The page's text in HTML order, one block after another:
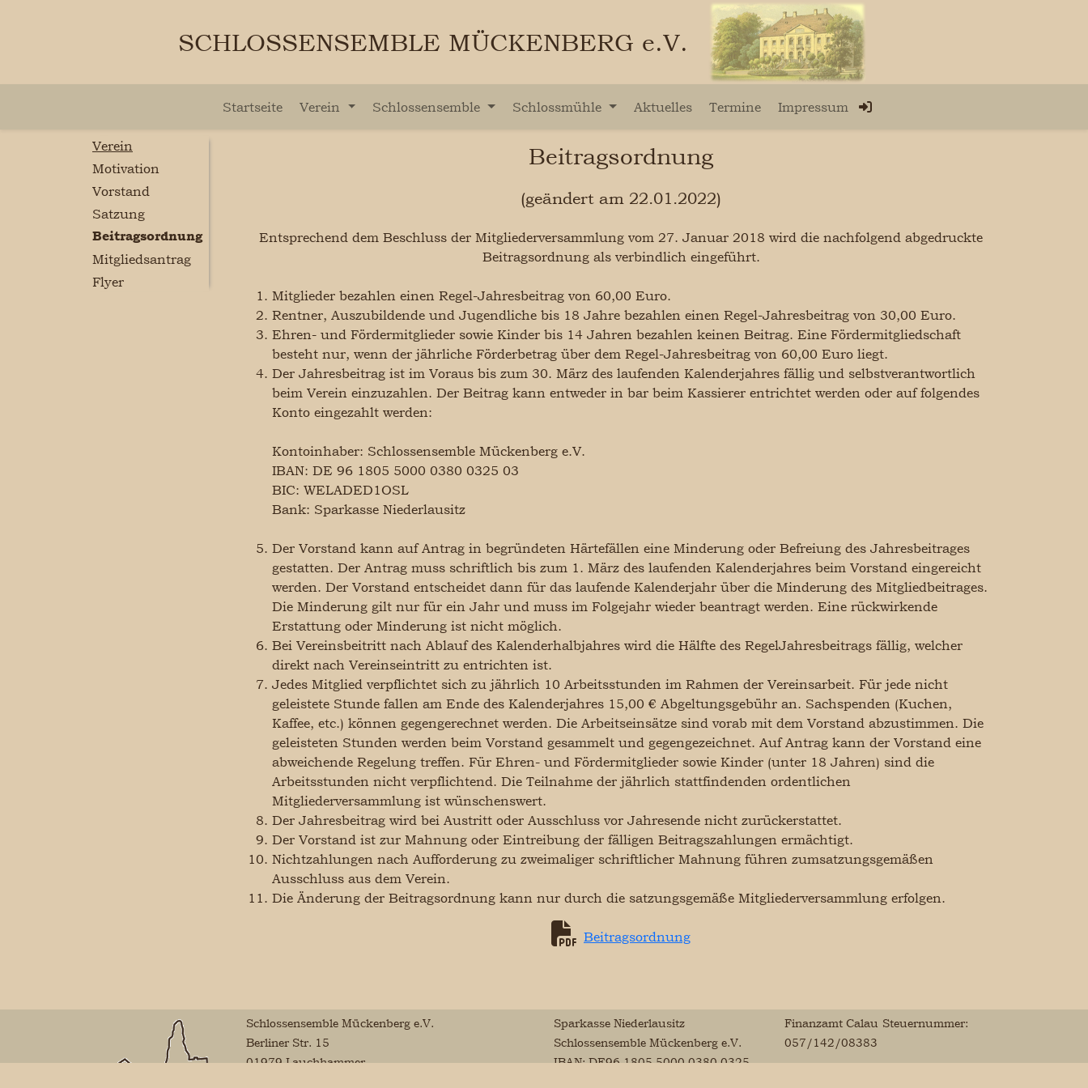
SCHLOSSENSEMBLE MÜCKENBERG e.V.
Startseite Verein Schlossensemble Schlossmühle Aktuelles Termine Impressum
Verein
Motivation
Vorstand
Satzung
Beitragsordnung
Mitgliedsantrag
Flyer
Beitragsordnung
(geändert am 22.01.2022)
Entsprechend dem Beschluss der Mitgliederversammlung vom 27. Januar 2018 wird die nachfolgend abgedruckte
Beitragsordnung als verbindlich eingeführt.
Mitglieder bezahlen einen Regel-Jahresbeitrag von 60,00 Euro.
Rentner, Auszubildende und Jugendliche bis 18 Jahre bezahlen einen Regel-Jahresbeitrag von 30,00 Euro.
Ehren- und Fördermitglieder sowie Kinder bis 14 Jahren bezahlen keinen Beitrag. Eine Fördermitgliedschaft
besteht nur, wenn der jährliche Förderbetrag über dem Regel-Jahresbeitrag von 60,00 Euro liegt.
Der Jahresbeitrag ist im Voraus bis zum 30. März des laufenden Kalenderjahres fällig und selbstverantwortlich
beim Verein einzuzahlen. Der Beitrag kann entweder in bar beim Kassierer entrichtet werden oder auf folgendes
Konto eingezahlt werden:
Kontoinhaber: Schlossensemble Mückenberg e.V.
IBAN: DE 96 1805 5000 0380 0325 03
BIC: WELADED1OSL
Bank: Sparkasse Niederlausitz
Der Vorstand kann auf Antrag in begründeten Härtefällen eine Minderung oder Befreiung des Jahresbeitrages
gestatten. Der Antrag muss schriftlich bis zum 1. März des laufenden Kalenderjahres beim Vorstand eingereicht
werden. Der Vorstand entscheidet dann für das laufende Kalenderjahr über die Minderung des Mitgliedbeitrages.
Die Minderung gilt nur für ein Jahr und muss im Folgejahr wieder beantragt werden. Eine rückwirkende
Erstattung oder Minderung ist nicht möglich.
Bei Vereinsbeitritt nach Ablauf des Kalenderhalbjahres wird die Hälfte des RegelJahresbeitrags fällig, welcher
direkt nach Vereinseintritt zu entrichten ist.
Jedes Mitglied verpflichtet sich zu jährlich 10 Arbeitsstunden im Rahmen der Vereinsarbeit. Für jede nicht
geleistete Stunde fallen am Ende des Kalenderjahres 15,00 € Abgeltungsgebühr an. Sachspenden (Kuchen,
Kaffee, etc.) können gegengerechnet werden. Die Arbeitseinsätze sind vorab mit dem Vorstand abzustimmen. Die
geleisteten Stunden werden beim Vorstand gesammelt und gegengezeichnet. Auf Antrag kann der Vorstand eine
abweichende Regelung treffen. Für Ehren- und Fördermitglieder sowie Kinder (unter 18 Jahren) sind die
Arbeitsstunden nicht verpflichtend. Die Teilnahme der jährlich stattfindenden ordentlichen
Mitgliederversammlung ist wünschenswert.
Der Jahresbeitrag wird bei Austritt oder Ausschluss vor Jahresende nicht zurückerstattet.
Der Vorstand ist zur Mahnung oder Eintreibung der fälligen Beitragszahlungen ermächtigt.
Nichtzahlungen nach Aufforderung zu zweimaliger schriftlicher Mahnung führen zumsatzungsgemäßen
Ausschluss aus dem Verein.
Die Änderung der Beitragsordnung kann nur durch die satzungsgemäße Mitgliederversammlung erfolgen.
Beitragsordnung
Schlossensemble Mückenberg e.V.
Berliner Str. 15
01979 Lauchhammer
Sparkasse Niederlausitz
Schlossensemble Mückenberg e.V.
IBAN: DE96 1805 5000 0380 0325
Finanzamt Calau Steuernummer:
057/142/08383